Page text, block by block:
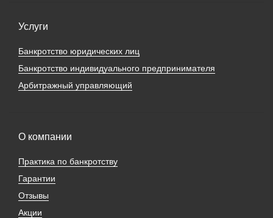
Услуги
Банкротство юридических лиц
Банкротство индивидуального предпринимателя
Арбитражный управляющий
О компании
Практика по банкротству
Гарантии
Отзывы
Акции